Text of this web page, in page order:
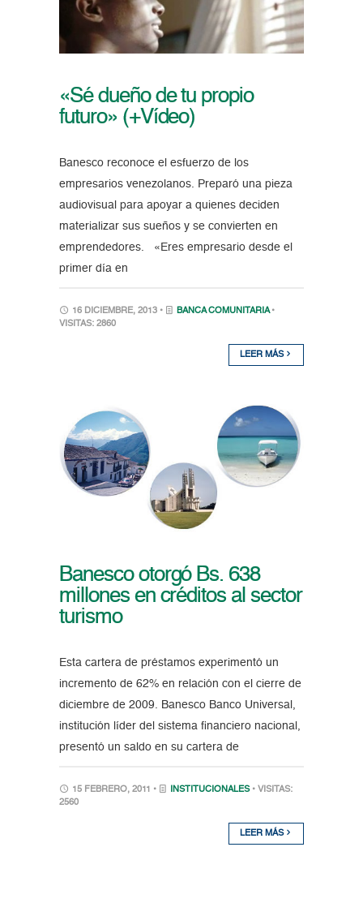
«Sé dueño de tu propio
futuro» (+Vídeo)
Banesco reconoce el esfuerzo de los
empresarios venezolanos. Preparó una pieza
audiovisual para apoyar a quienes deciden
materializar sus sueños y se convierten en
emprendedores. «Eres empresario desde el
primer día en
16 DICIEMBRE, 2013 • BANCA COMUNITARIA •
VISITAS: 2860
LEER MÁS
Banesco otorgó Bs. 638
millones en créditos al sector
turismo
Esta cartera de préstamos experimentó un
incremento de 62% en relación con el cierre de
diciembre de 2009. Banesco Banco Universal,
institución líder del sistema financiero nacional,
presentó un saldo en su cartera de
15 FEBRERO, 2011 • INSTITUCIONALES • VISITAS:
2560
LEER MÁS